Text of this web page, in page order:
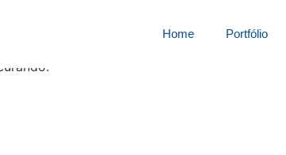
Home Portfólio